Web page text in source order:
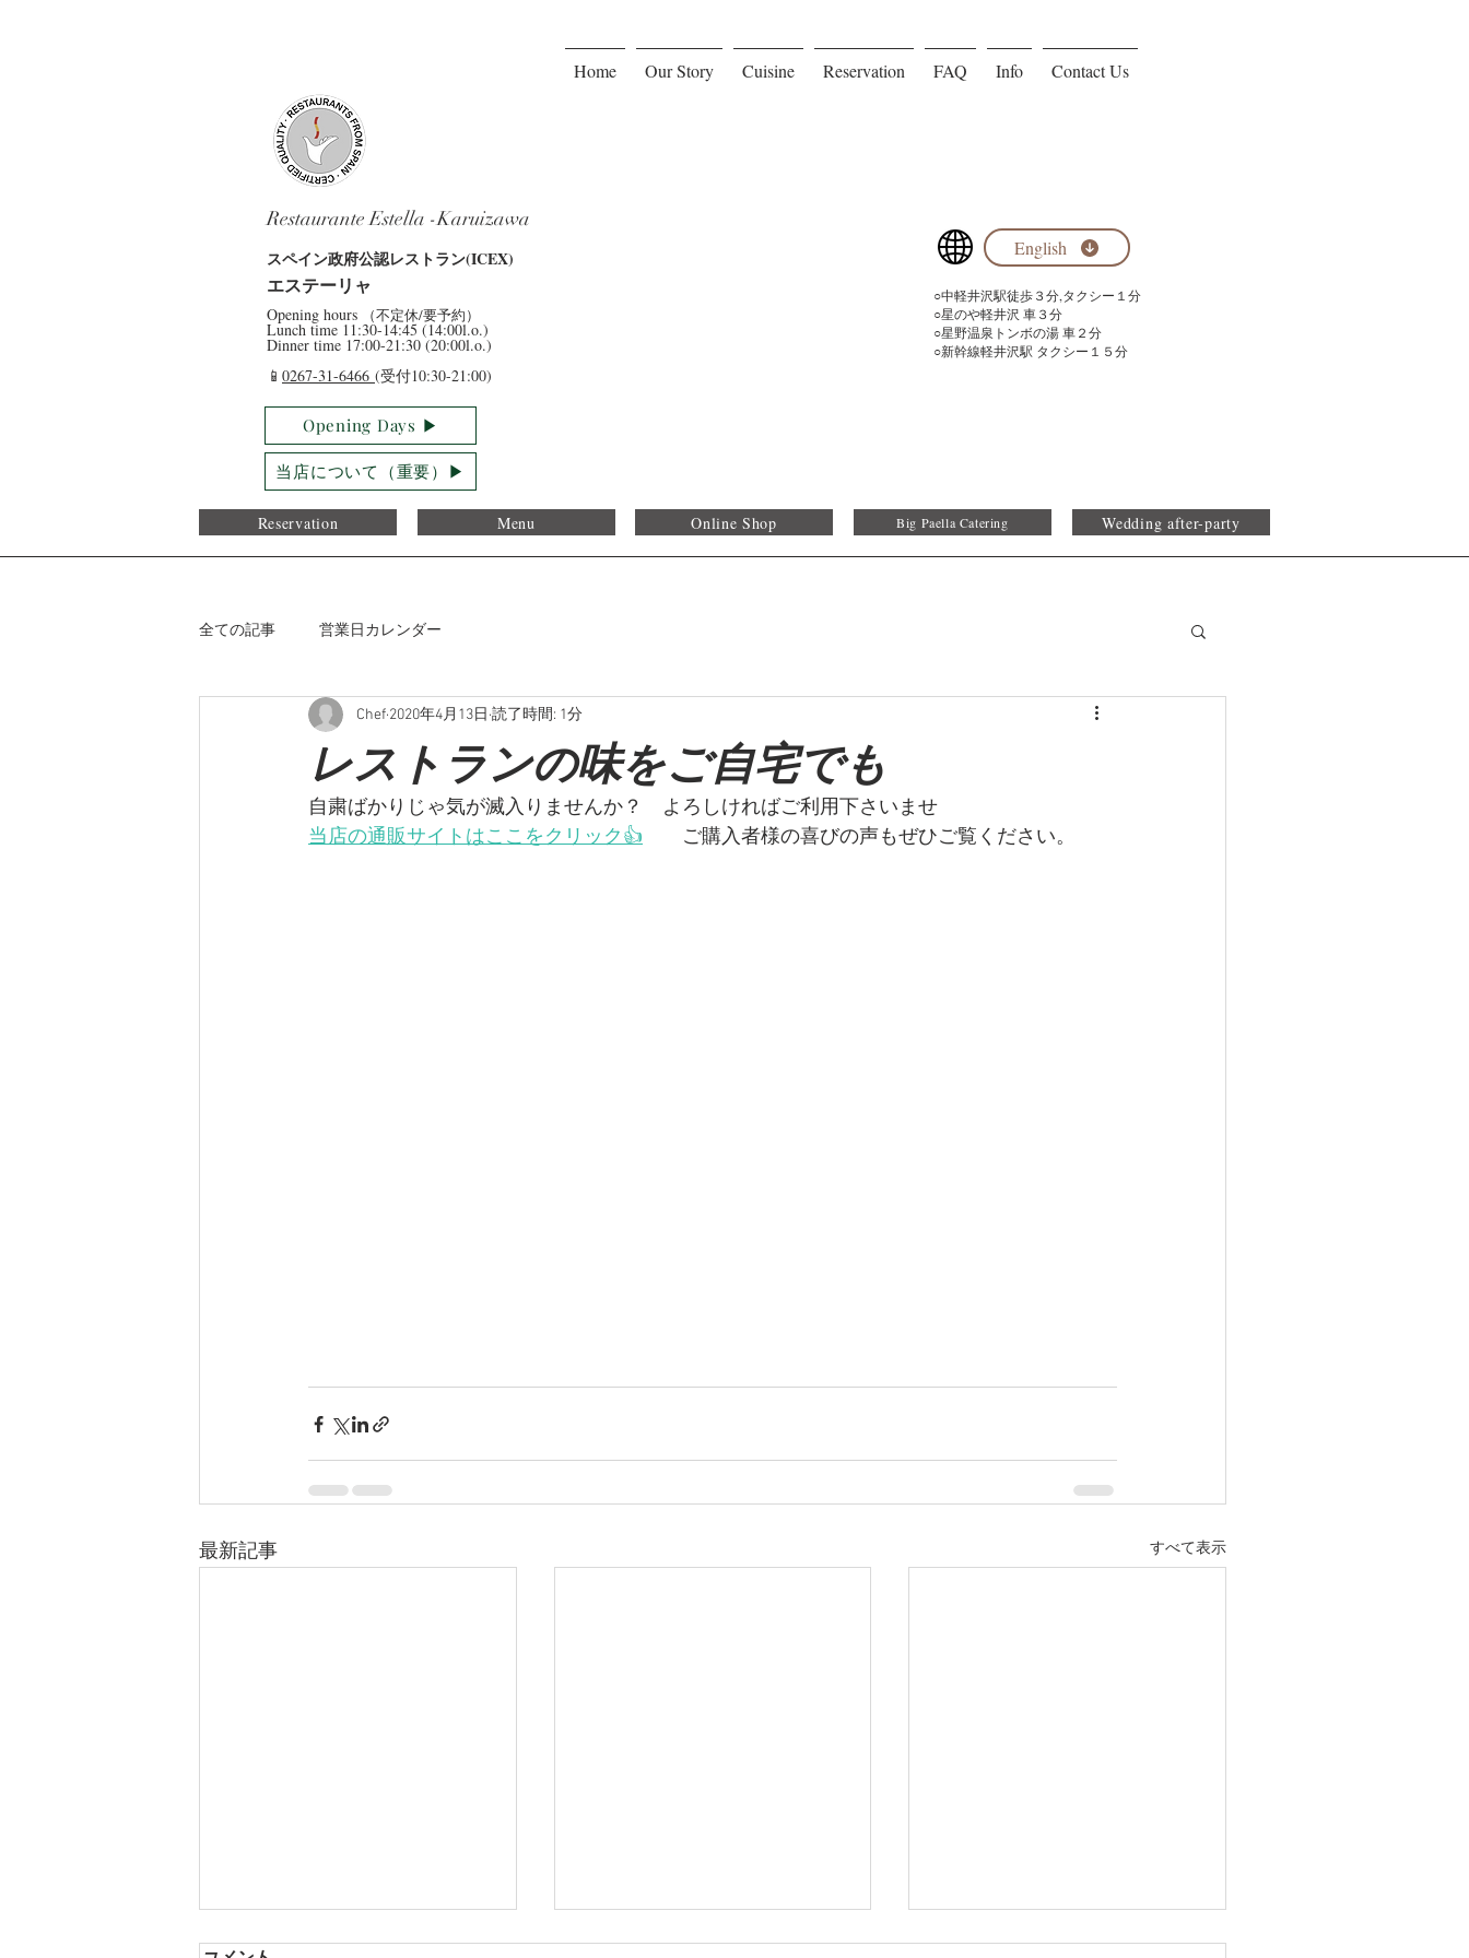
Home Our Story Cuisine Reservation FAQ Info Contact Us
Restaurante Estella -Karuizawa
​スペイン政府公認レストラン(ICEX)
​エステーリャ
​Opening hours （不定休/要予約）
​Lunch time 11:30-14:45 (14:00l.o.)
Dinner time 17:00-21:30 (20:00l.o.)
​📱 0267-31-6466 (受付10:30-21:00)
English
​○中軽井沢駅徒歩３分,タクシー１分
○星のや軽井沢 車３分
○星野温泉トンボの湯 車２分
○新幹線軽井沢駅 タクシー１５分
Opening Days ▶︎
当店について（重要）▶︎
Reservation Menu Online Shop Big Paella Catering Wedding after-party
全ての記事 営業日カレンダー
レストランの味をご自宅でも
Chef 2020年4月13日 読了時間: 1分
自粛ばかりじゃ気が滅入りませんか？　よろしければご利用下さいませ
当店の通販サイトはここをクリック👍 ご購入者様の喜びの声もぜひご覧ください。
最新記事 すべて表示